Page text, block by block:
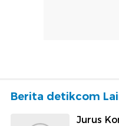
Berita detikcom
Jurus